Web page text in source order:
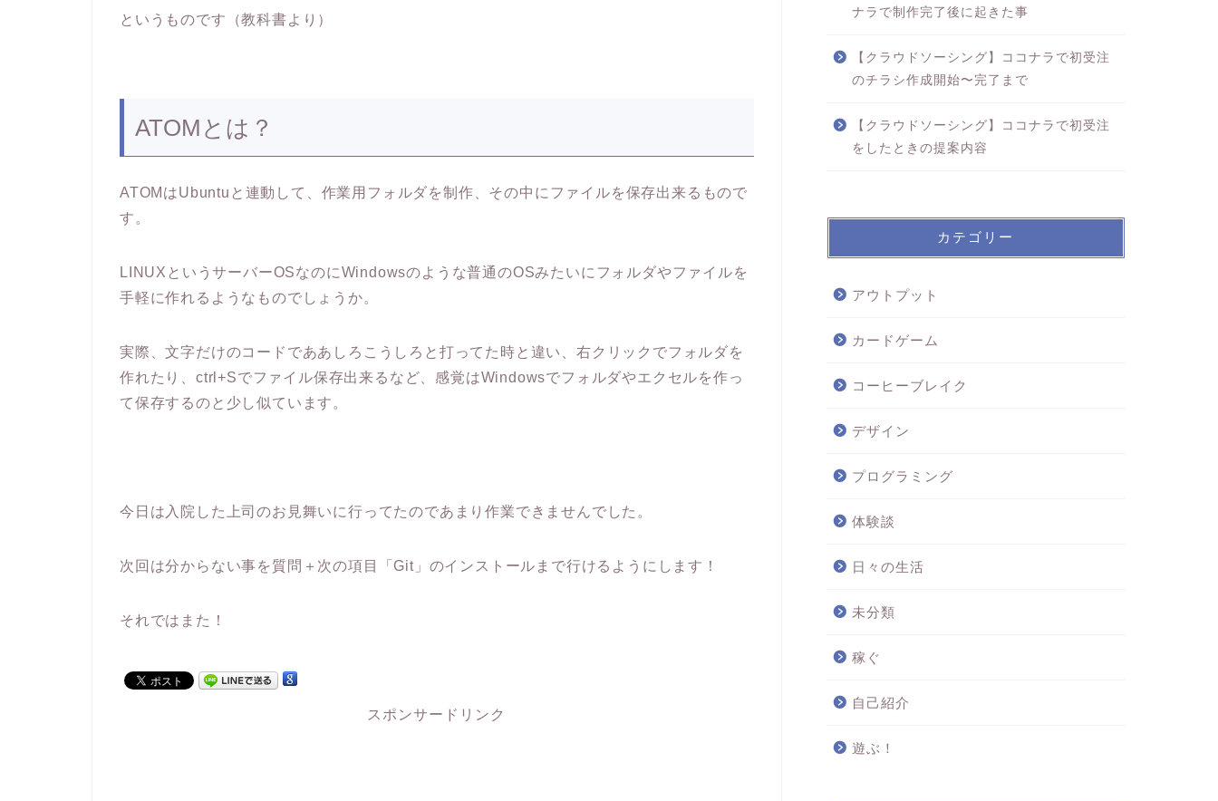
というものです（教科書より）
ATOMとは？
ATOMはUbuntuと連動して、作業用フォルダを制作、その中にファイルを保存出来るもので
す。
LINUXというサーバーOSなのにWindowsのような普通のOSみたいにフォルダやファイルを
手軽に作れるようなものでしょうか。
実際、文字だけのコードでああしろこうしろと打ってた時と違い、右クリックでフォルダを
作れたり、ctrl+Sでファイル保存出来るなど、感覚はWindowsでフォルダやエクセルを作っ
て保存するのと少し似ています。
今日は入院した上司のお見舞いに行ってたのであまり作業できませんでした。
次回は分からない事を質問＋次の項目「Git」のインストールまで行けるようにします！
それではまた！
スポンサードリンク
ナラで制作完了後に起きた事
【クラウドソーシング】ココナラで初受注
のチラシ作成開始〜完了まで
【クラウドソーシング】ココナラで初受注
をしたときの提案内容
カテゴリー
アウトプット
カードゲーム
コーヒーブレイク
デザイン
プログラミング
体験談
日々の生活
未分類
稼ぐ
自己紹介
遊ぶ！